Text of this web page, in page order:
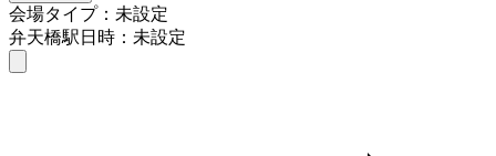
会場タイプ：未設定
弁天橋駅日時：未設定